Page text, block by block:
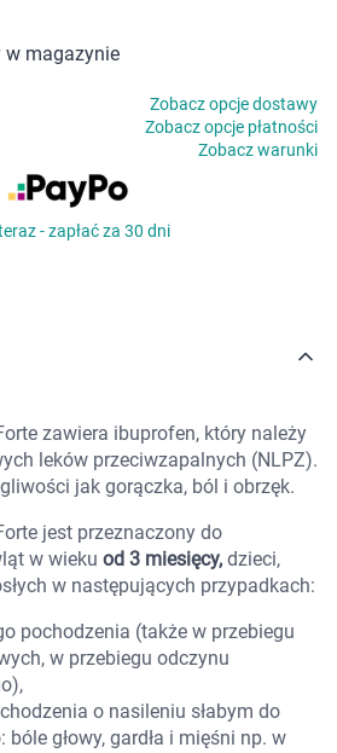
w magazynie
Zobacz opcje dostawy
Zobacz opcje płatności
Zobacz warunki
- zapłać za 30 dni
zawiera ibuprofen, który należy
leków przeciwzapalnych (NLPZ).
jak gorączka, ból i obrzęk.
jest przeznaczony do
w wieku od 3 miesięcy, dzieci,
w następujących przypadkach:
pochodzenia (także w przebiegu
w przebiegu odczynu
o nasileniu słabym do
głowy, gardła i mięśni np. w